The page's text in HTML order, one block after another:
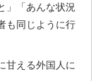
」「あんな状況
も同じように行
甘える外国人に